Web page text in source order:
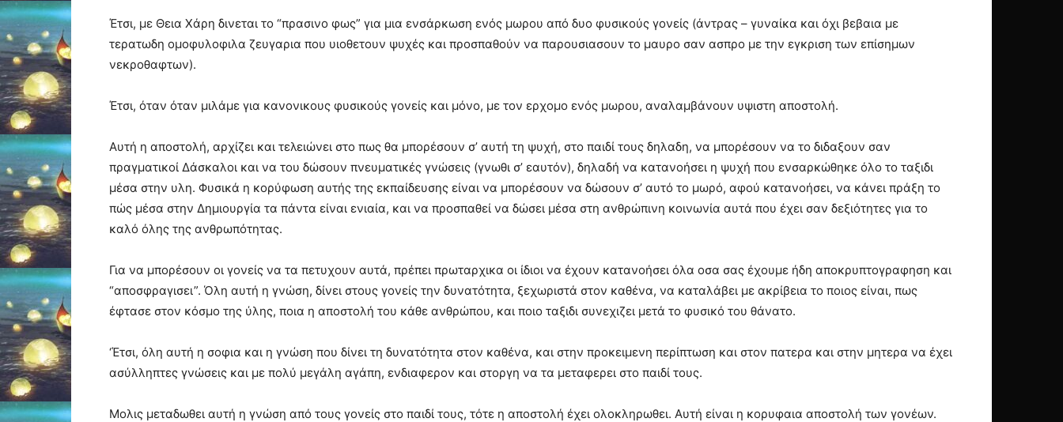
Έτσι, με Θεια Χάρη δινεται το “πρασινο φως” για μια ενσάρκωση ενός μωρου από δυο φυσικούς γονείς (άντρας – γυναίκα και όχι βεβαια με
τερατωδη ομοφυλοφιλα ζευγαρια που υιοθετουν ψυχές και προσπαθούν να παρουσιασουν το μαυρο σαν ασπρο με την εγκριση των επίσημων
νεκροθαφτων).
Έτσι, όταν όταν μιλάμε για κανονικους φυσικούς γονείς και μόνο, με τον ερχομο ενός μωρου, αναλαμβάνουν υψιστη αποστολή.
Αυτή η αποστολή, αρχίζει και τελειώνει στο πως θα μπορέσουν σ’ αυτή τη ψυχή, στο παιδί τους δηλαδη, να μπορέσουν να το διδαξουν σαν
πραγματικοί Δάσκαλοι και να του δώσουν πνευματικές γνώσεις (γνωθι σ’ εαυτόν), δηλαδή να κατανοήσει η ψυχή που ενσαρκώθηκε όλο το ταξιδι
μέσα στην υλη. Φυσικά η κορύφωση αυτής της εκπαίδευσης είναι να μπορέσουν να δώσουν σ’ αυτό το μωρό, αφού κατανοήσει, να κάνει πράξη το
πώς μέσα στην Δημιουργία τα πάντα είναι ενιαία, και να προσπαθεί να δώσει μέσα στη ανθρώπινη κοινωνία αυτά που έχει σαν δεξιότητες για το
καλό όλης της ανθρωπότητας.
Για να μπορέσουν οι γονείς να τα πετυχουν αυτά, πρέπει πρωταρχικα οι ίδιοι να έχουν κατανοήσει όλα οσα σας έχουμε ήδη αποκρυπτογραφηση και
“αποσφραγισει”. Όλη αυτή η γνώση, δίνει στους γονείς την δυνατότητα, ξεχωριστά στον καθένα, να καταλάβει με ακρίβεια το ποιος είναι, πως
έφτασε στον κόσμο της ύλης, ποια η αποστολή του κάθε ανθρώπου, και ποιο ταξιδι συνεχιζει μετά το φυσικό του θάνατο.
‘Έτσι, όλη αυτή η σοφια και η γνώση που δίνει τη δυνατότητα στον καθένα, και στην προκειμενη περίπτωση και στον πατερα και στην μητερα να έχει
ασύλληπτες γνώσεις και με πολύ μεγάλη αγάπη, ενδιαφερον και στοργη να τα μεταφερει στο παιδί τους.
Μολις μεταδωθει αυτή η γνώση από τους γονείς στο παιδί τους, τότε η αποστολή έχει ολοκληρωθει. Αυτή είναι η κορυφαια αποστολή των γονέων.